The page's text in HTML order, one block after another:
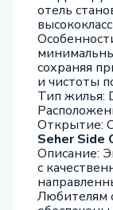
отель
сохраняя
и чистоты
Тип жилья:
Открытие:
Seher Side
Описание:
с
Любителям